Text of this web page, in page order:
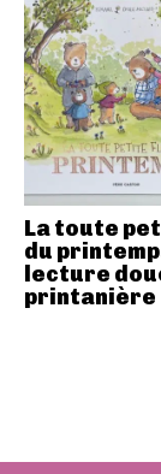
La toute
du
lecture
printanière